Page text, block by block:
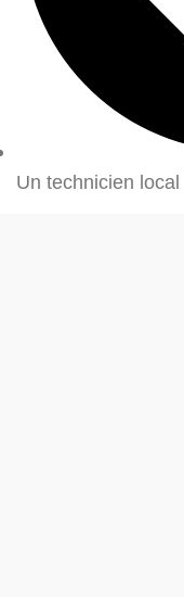
Un technicien local